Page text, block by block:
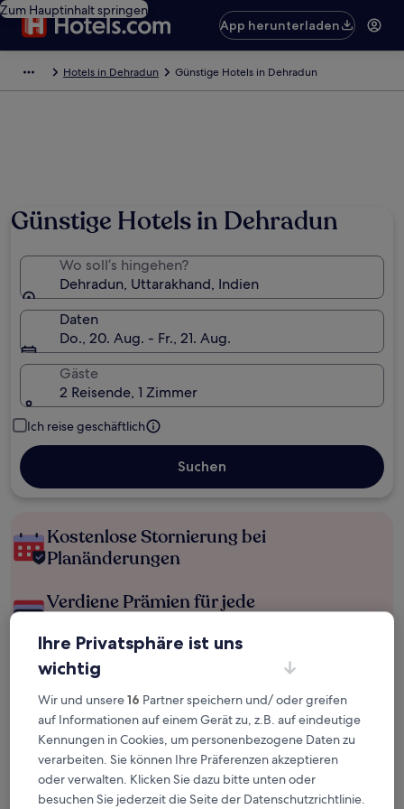
Zum Hauptinhalt springen
App herunterladen
Hotels in Dehradun Günstige Hotels in Dehradun
Günstige Hotels in Dehradun
Wo soll’s hingehen?
Dehradun, Uttarakhand, Indien
Daten
Do., 20. Aug. - Fr., 21. Aug.
Gäste
2 Reisende, 1 Zimmer
Ich reise geschäftlich
Suchen
Kostenlose Stornierung bei
Planänderungen
Verdiene Prämien für jede
Mehr sparen mit Preisen für Mitglieder
Überprüfe die Preise für diese Daten
Heute
6. Aug. - 7. Aug.
Morgen
7. Aug. - 8. Aug.
Ihre Privatsphäre ist uns
wichtig
Wir und unsere16 Partner speichern und/ oder greifen
auf Informationen auf einem Gerät zu, z.B. auf eindeutige
Kennungen in Cookies, um personenbezogene Daten zu
verarbeiten. Sie können Ihre Präferenzen akzeptieren
oder verwalten. Klicken Sie dazu bitte unten oder
besuchen Sie jederzeit die Seite der Datenschutzrichtlinie.